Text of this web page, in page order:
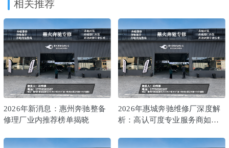
为您的奔驰威霆选择一家靠谱的“专职医生”，不仅是为了解决
当下的故障，更是对未来数年用车省心、保值的一份投资。
建议您可根据上述指南进行实地探访或详细咨询，亲身感受
其专业性与服务态度，从而做出最符合您期望的选择。
收藏 海报 分享链接：https://dhrefit.com/7599/